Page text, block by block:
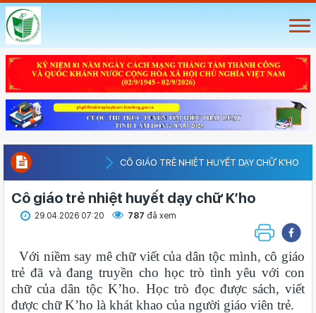
CÔ GIÁO TRẺ NHIỆT HUYẾT DẠY CHỮ K’HO
Cô giáo trẻ nhiệt huyết dạy chữ K’ho
29.04.2026 07:20 787 đã xem
Với niềm say mê chữ viết của dân tộc mình, cô giáo
trẻ đã và đang truyền cho học trò tình yêu với con
chữ của dân tộc K’ho. Học trò đọc được sách, viết
được chữ K’ho là khát khao của người giáo viên trẻ.